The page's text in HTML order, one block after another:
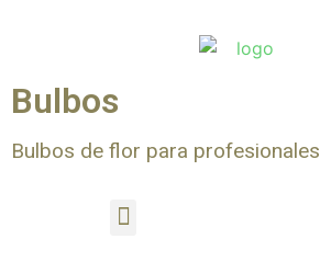
Bulbos
Bulbos de flor para profesionales